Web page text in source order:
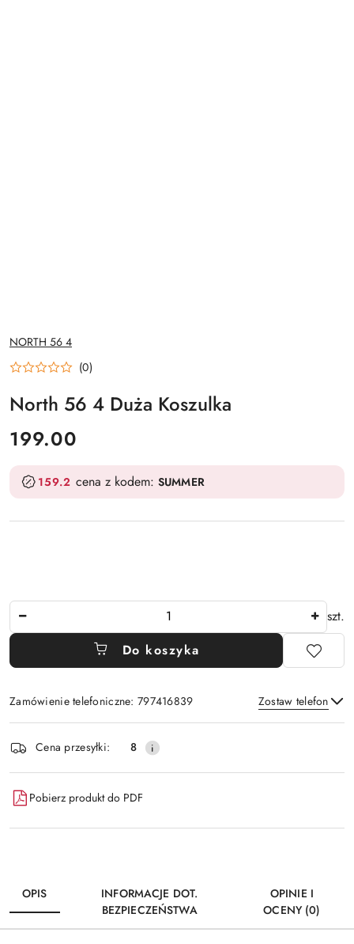
NAZWA
PRODUCENTA:
NORTH 56 4
(0)
North 56 4 Duża Koszulka
cena:
199.00
159.2 cena z kodem: SUMMER
szt.
Do koszyka
Zamówienie telefoniczne: 797416839 Zostaw telefon
Wyślij
Dostępność
i
dostawa
Cena przesyłki: 8
Pobierz produkt do PDF
OPIS
INFORMACJE DOT.
BEZPIECZEŃSTWA
OPINIE I
OCENY (0)